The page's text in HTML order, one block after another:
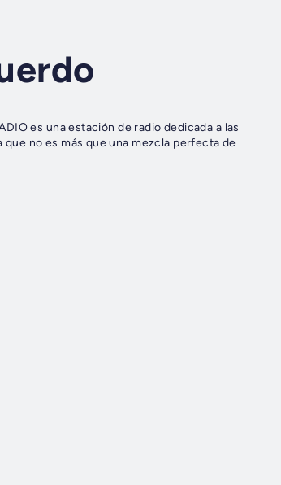
es una estación de radio dedicada a las
no es más que una mezcla perfecta de